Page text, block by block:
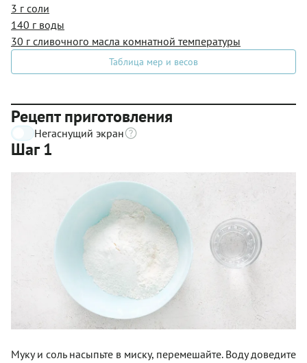
3 г соли
140 г воды
30 г сливочного масла комнатной температуры
Таблица мер и весов
Рецепт приготовления
Негаснущий экран
Шаг 1
Муку и соль насыпьте в миску, перемешайте. Воду доведите